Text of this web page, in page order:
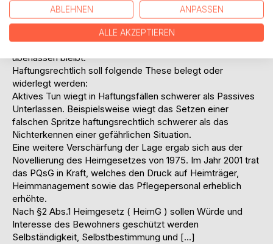
des Pflegequalitätssicherungsgesetzes ( PQsG ) werden
Instrumente zur Vermeidung von Pflegefehlern vorgestellt,
deren Implementierung von der Struktur der
Pflegeeinrichtung abhängt und ihr an dieser Stelle selbst
überlassen bleibt.
Haftungsrechtlich soll folgende These belegt oder
widerlegt werden:
Aktives Tun wiegt in Haftungsfällen schwerer als Passives
Unterlassen. Beispielsweise wiegt das Setzen einer
falschen Spritze haftungsrechtlich schwerer als das
Nichterkennen einer gefährlichen Situation.
Eine weitere Verschärfung der Lage ergab sich aus der
Novellierung des Heimgesetzes von 1975. Im Jahr 2001 trat
das PQsG in Kraft, welches den Druck auf Heimträger,
Heimmanagement sowie das Pflegepersonal erheblich
erhöhte.
Nach §2 Abs.1 Heimgesetz ( HeimG ) sollen Würde und
Interesse des Bewohners geschützt werden
Selbständigkeit, Selbstbestimmung und […]
ABLEHNEN ANPASSEN
ALLE AKZEPTIEREN